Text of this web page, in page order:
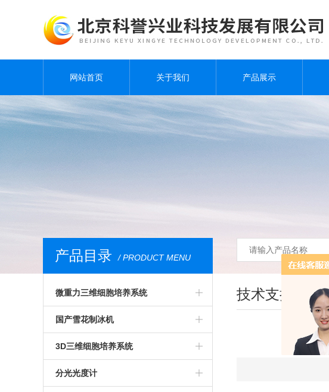
网站首页 关于我们 产品展示
产品目录 / PRODUCT MENU
微重力三维细胞培养系统
二轴回转培养系统
Bio SpaceX-3D微重力植物培养系统
Bio SpaceX-4DI三维旋转细胞培养
国产雪花制冰机
科誉雪花制冰机
格兰特雪花制冰机
3D三维细胞培养系统
Gravite微重力模拟系统
分光光度计
技术支持